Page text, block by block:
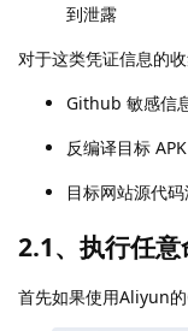
到泄露
对于这类凭证信息的
Github 敏感信
反编译目标
目标网站源代
2.1、执行任意
首先如果使用Aliyun